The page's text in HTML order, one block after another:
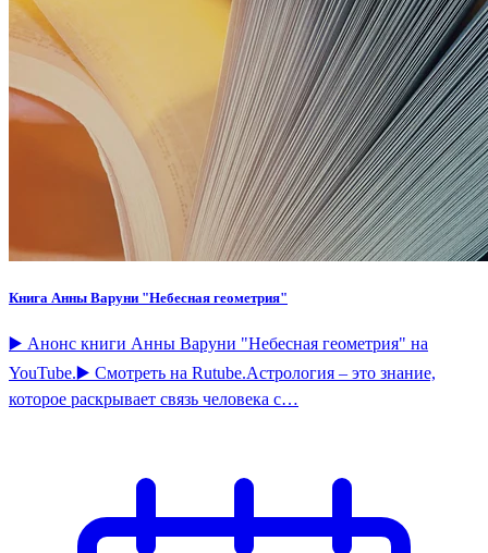
Книга Анны Варуни "Небесная геометрия"
▶️ Анонс книги Анны Варуни "Небесная геометрия" на
YouTube.▶️ Смотреть на Rutube.Астрология – это знание,
которое раскрывает связь человека с…